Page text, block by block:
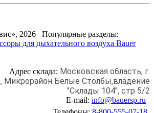
2026 Популярные разделы:
для дыхательного воздуха Bauer
Адрес склада: Московская область, г.
Микрорайон Белые Столбы,владение
"Склады 104", стр 5/2
E-mail: info@bauersp.ru